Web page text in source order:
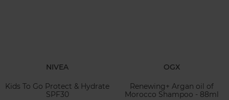
NIVEA
Kids To Go Protect & Hydrate
SPF30
OGX
Renewing+ Argan oil of
Morocco Shampoo - 88ml